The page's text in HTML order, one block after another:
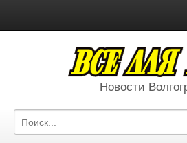
Новости